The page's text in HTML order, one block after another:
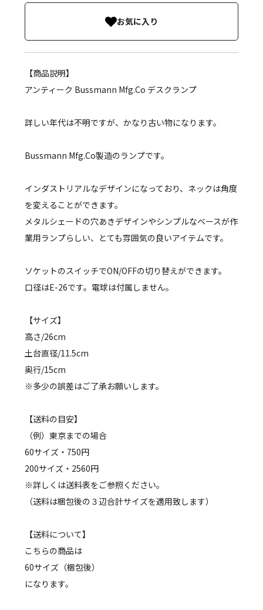
お気に入り
【商品説明】
アンティーク Bussmann Mfg.Co デスクランプ
詳しい年代は不明ですが、かなり古い物になります。
Bussmann Mfg.Co製造のランプです。
インダストリアルなデザインになっており、ネックは角度
を変えることができます。
メタルシェードの穴あきデザインやシンプルなベースが作
業用ランプらしい、とても雰囲気の良いアイテムです。
ソケットのスイッチでON/OFFの切り替えができます。
口径はE-26です。電球は付属しません。
【サイズ】
高さ/26cm
土台直径/11.5cm
奥行/15cm
※多少の誤差はご了承お願いします。
【送料の目安】
（例）東京までの場合
60サイズ・750円
200サイズ・2560円
※詳しくは送料表をご参照ください。
（送料は梱包後の３辺合計サイズを適用致します）
【送料について】
こちらの商品は
60サイズ（梱包後）
になります。